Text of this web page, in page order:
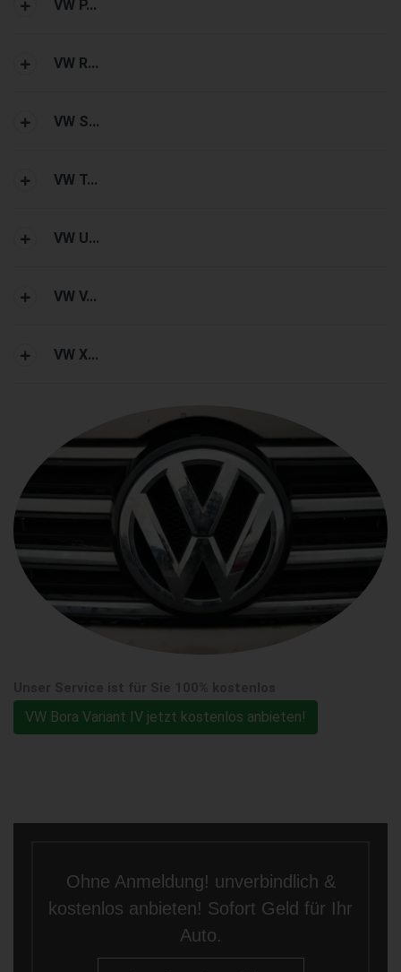
VW P...
VW R...
VW S...
VW T...
VW U...
VW V...
VW X...
VW Bora Variant IV jetzt kostenlos anbieten!
Ohne Anmeldung! unverbindlich &
kostenlos anbieten! Sofort Geld für Ihr
Auto.